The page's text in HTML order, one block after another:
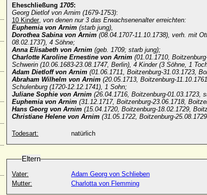
Eheschließung 1705:
Georg Dietlof von Arnim (1679-1753):
10 Kinder, von denen nur 3 das Erwachsenenalter erreichten:
Euphemia von Arnim (starb jung),
Dorothea Sabina von Arnim (08.04.1707-11.10.1738), verh. mit
08.02.1737), 4 Söhne;
Anna Elisabeth von Arnim (geb. 1709; starb jung);
Charlotte Karoline Ernestine von Arnim (01.01.1710,
Schwerin (10.06.1683-23.08.1747, Berlin), 4 Kinder (3 Söhne, 1
Adam Dietloff von Arnim (01.06.1711, Boitzenburg-31.03.1723,
Abraham Wilhelm von Arnim (20.05.1713, Boitzenburg-
Schulenburg (1720-12.12.1741), 1 Sohn;
Juliane Sophie von Arnim (26.04.1716, Boitzenburg-01.03.1723,
Euphemia von Arnim (31.12.1717, Boitzenburg-23.06.1718,
Hans Georg von Arnim (15.04.1720, Boitzenburg-18.02.1729,
Christiane Helene von Arnim (31.05.1722, Boitzenburg-
Todesart: natürlich
Eltern
Vater:
Adam Georg von Schlieben
Mutter:
Charlotta von Flemming